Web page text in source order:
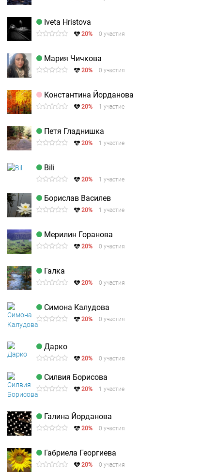
Iveta Hristova
20% 0 участия
Мария Чичкова
20% 0 участия
Константина Йорданова
20% 1 участие
Петя Гладнишка
20% 1 участие
Bili
20% 1 участие
Борислав Василев
20% 1 участие
Мерилин Горанова
20% 0 участия
Галка
20% 0 участия
Симона Калудова
20% 0 участия
Дарко
20% 0 участия
Силвия Борисова
20% 1 участие
Галина Йорданова
20% 0 участия
Габриела Георгиева
20% 0 участия